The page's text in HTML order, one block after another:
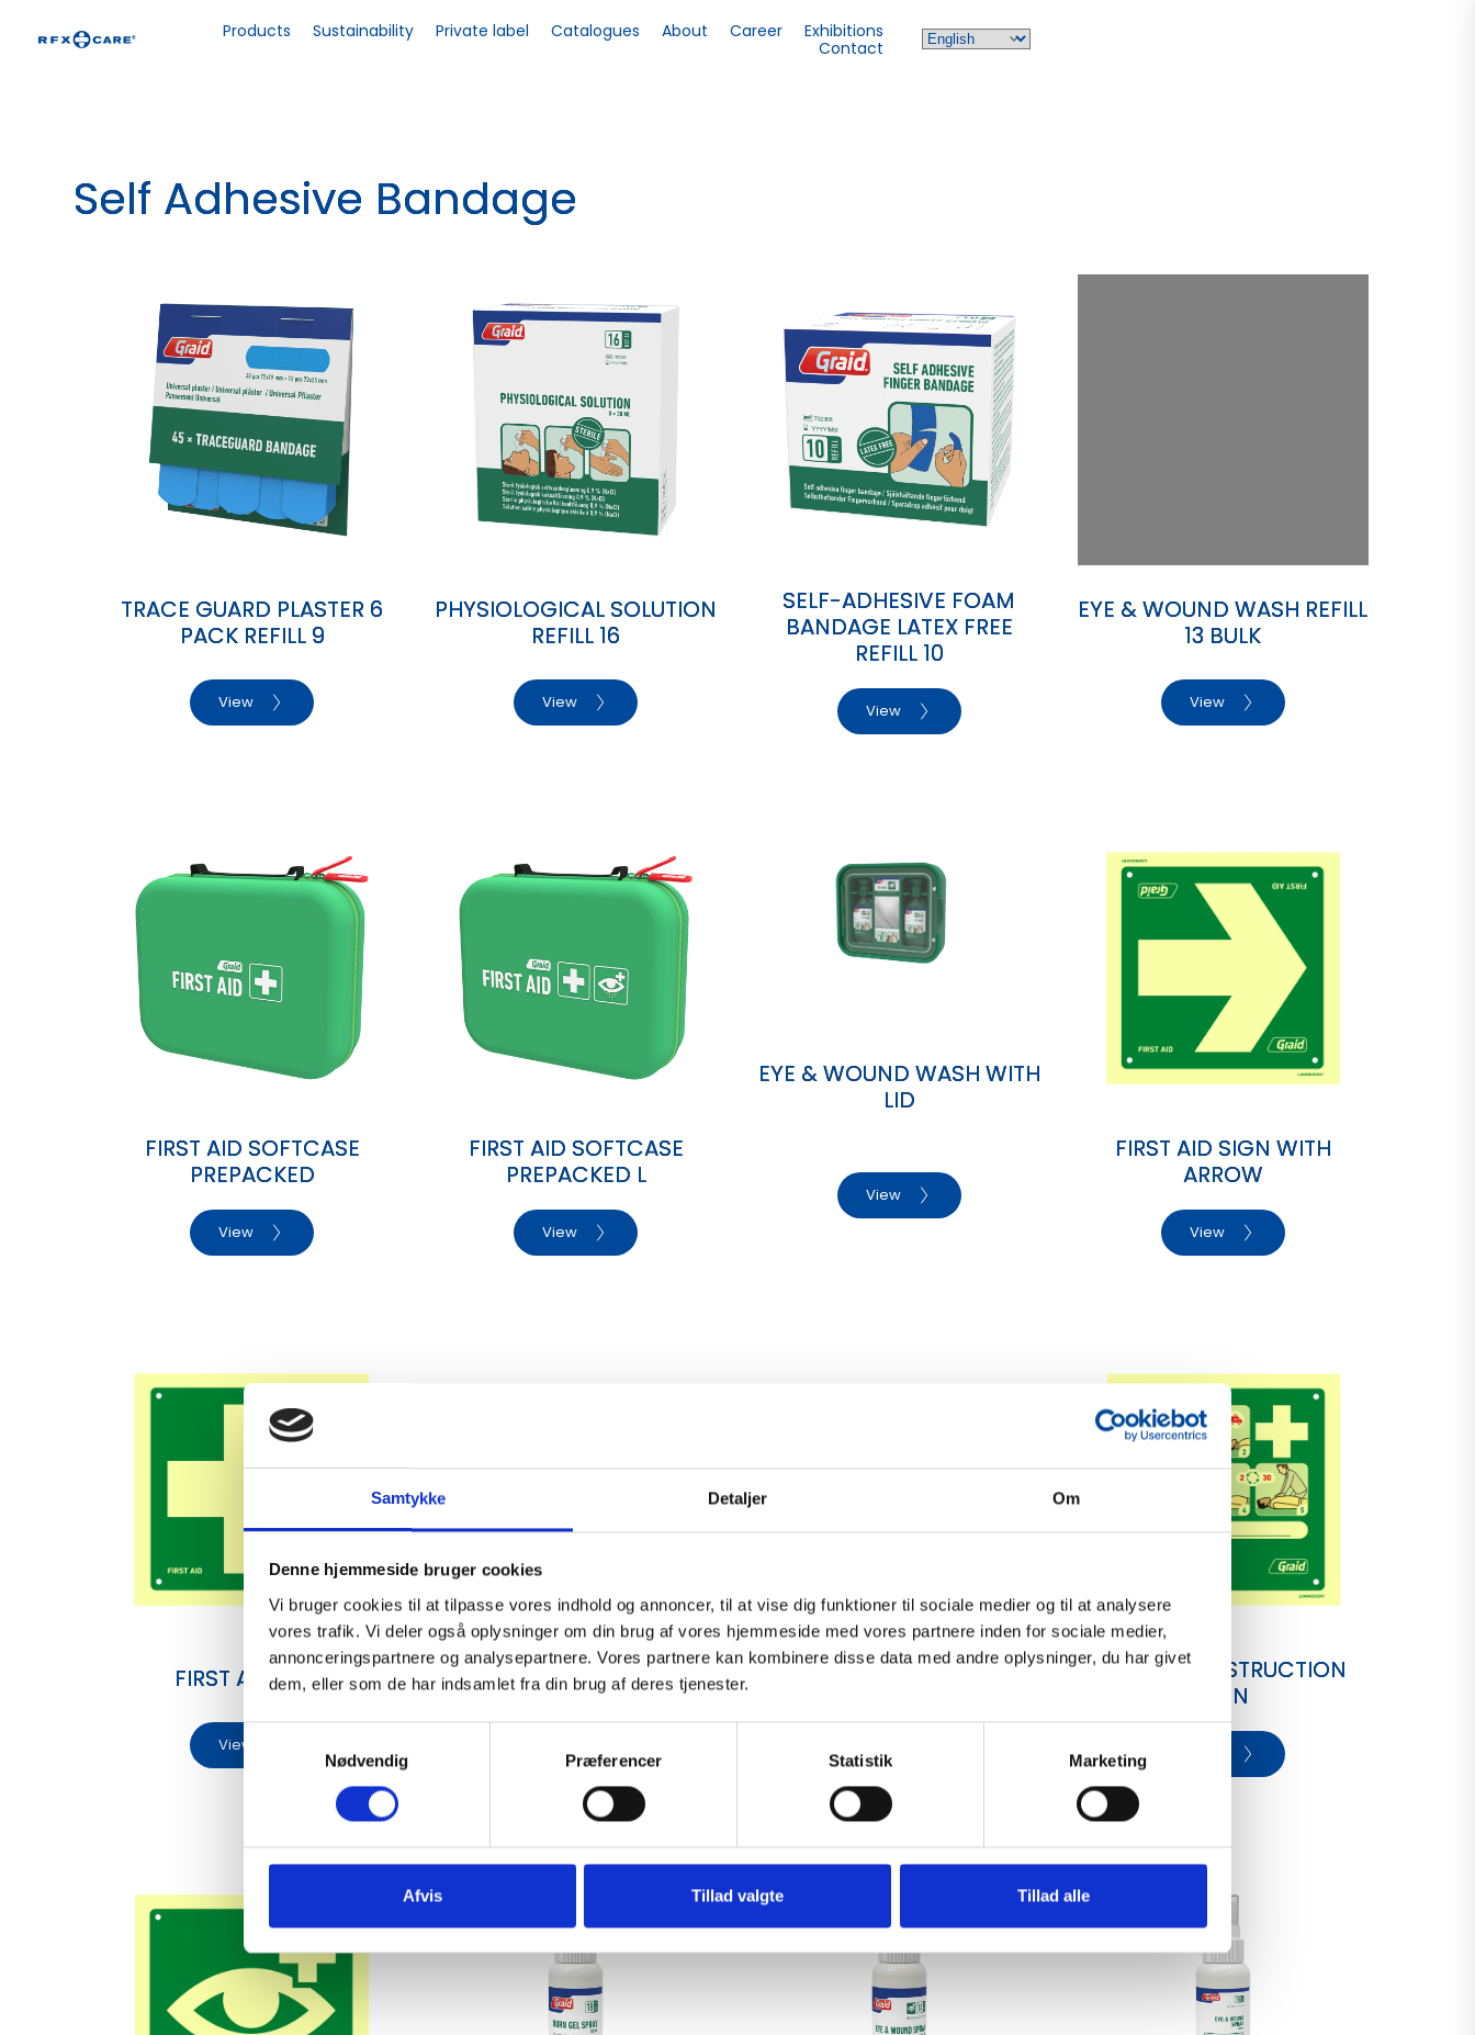
Samtykke Detaljer Om
Denne hjemmeside bruger cookies
Vi bruger cookies til at tilpasse vores indhold og annoncer, til at vise dig funktioner til sociale medier og til at analysere
vores trafik. Vi deler også oplysninger om din brug af vores hjemmeside med vores partnere inden for sociale medier,
annonceringspartnere og analysepartnere. Vores partnere kan kombinere disse data med andre oplysninger, du har givet
dem, eller som de har indsamlet fra din brug af deres tjenester.
k
v
a
g
Nødvendig Præferencer Statistik Marketing
Afvis Tillad valgte Tillad alle
content
Products Sustainability Private label Catalogues About Career
Exhibitions
Contact
Self Adhesive Bandage
TRACE GUARD PLASTER 6
PACK REFILL 9
View
PHYSIOLOGICAL SOLUTION
REFILL 16
View
SELF-ADHESIVE FOAM
BANDAGE LATEX FREE
REFILL 10
View
EYE & WOUND WASH REFILL
13 BULK
View
FIRST AID SOFTCASE
PREPACKED
View
FIRST AID SOFTCASE
PREPACKED L
View
EYE & WOUND WASH WITH
LID
View
FIRST AID SIGN WITH
ARROW
View
FIRST AID SIGN
View
PLASTER DISPENSER
PREMIUM EMPTY
FIRST AID ACCESSORIES
View
FIRST AID INSTRUCTION
SIGN